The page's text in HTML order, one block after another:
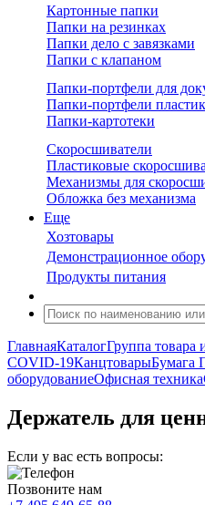
Картонные папки
Папки на резинках
Папки дело с завязками
Папки с клапаном
Папки-портфели для
Папки-портфели
Папки-картотеки
Скоросшиватели
Пластиковые
Механизмы для
Обложка без механизма
Еще
Хозтовары
Демонстрационное
Продукты питания
ГлавнаяКаталогГруппа товара
COVID-19КанцтоварыБумага
оборудованиеОфисная техника
Держатель для
Если у вас есть вопросы:
Позвоните нам